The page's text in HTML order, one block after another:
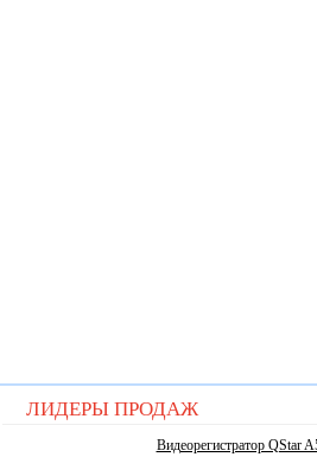
ЛИДЕРЫ ПРОДАЖ
Видеорегистратор QStar